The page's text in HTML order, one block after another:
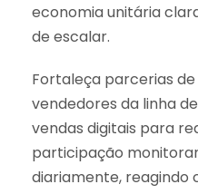
economia unitária
de escalar.
Fortaleça parcerias
vendedores da linha
vendas digitais para
participação
diariamente, reagindo